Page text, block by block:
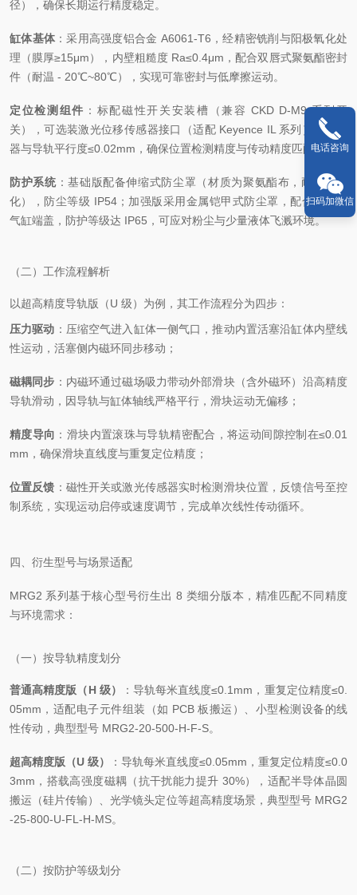
径），确保长期运行精度稳定。
缸体基体 ：采用高强度铝合金 A6061-T6，经精密铣削与阳极氧化处
理（膜厚≥15μm），内壁粗糙度 Ra≤0.4μm，配合双唇式聚氨酯密封
件（耐温 - 20℃~80℃），实现可靠密封与低摩擦运动。
定位检测组件 ：标配磁性开关安装槽（兼容 CKD D-M9 系列开
关），可选装激光位移传感器接口（适配 Keyence IL 系列），传感
器与导轨平行度≤0.02mm，确保位置检测精度与传动精度匹配。
防护系统：基础版配备伸缩式防尘罩（材质为聚氨酯布，耐油耐老
化），防尘等级 IP54；加强版采用金属铠甲式防尘罩，配合防水型
气缸端盖，防护等级达 IP65，可应对粉尘与少量液体飞溅环境。
（二）工作流程解析
以超高精度导轨版（U 级）为例，其工作流程分为四步：
压力驱动 ：压缩空气进入缸体一侧气口，推动内置活塞沿缸体内壁线
性运动，活塞侧内磁环同步移动；
磁耦同步 ：内磁环通过磁场吸力带动外部滑块（含外磁环）沿高精度
导轨滑动，因导轨与缸体轴线严格平行，滑块运动无偏移；
精度导向 ：滑块内置滚珠与导轨精密配合，将运动间隙控制在≤0.01
mm，确保滑块直线度与重复定位精度；
位置反馈 ：磁性开关或激光传感器实时检测滑块位置，反馈信号至控
制系统，实现运动启停或速度调节，完成单次线性传动循环。
四、衍生型号与场景适配
MRG2 系列基于核心型号衍生出 8 类细分版本，精准匹配不同精度
与环境需求：
（一）按导轨精度划分
普通高精度版（H 级）
：导轨每米直线度≤0.1mm，重复定位精度≤0.
05mm，适配电子元件组装（如 PCB 板搬运）、小型检测设备的线
性传动，典型型号 MRG2-20-500-H-F-S。
超高精度版（U 级）
：导轨每米直线度≤0.05mm，重复定位精度≤0.0
3mm，搭载高强度磁耦（抗干扰能力提升 30%），适配半导体晶圆
搬运（硅片传输）、光学镜头定位等超高精度场景，典型型号 MRG2
-25-800-U-FL-H-MS。
（二）按防护等级划分
电话咨询
扫码加微信